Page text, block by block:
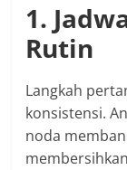
1.
Rutin
Langkah
konsistensi.
noda